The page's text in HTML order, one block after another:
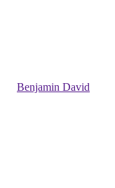
Benjamin David